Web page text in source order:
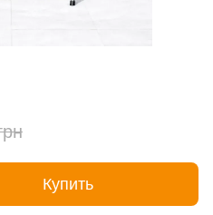
Купить